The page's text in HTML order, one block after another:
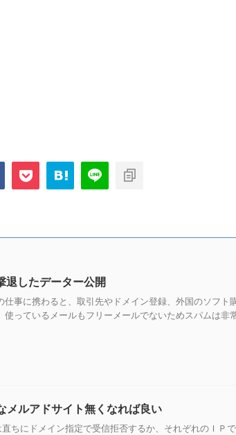
したデーター公開
事に携わると、取引先やドメイン登録、外国のソフト
っているメールもフリーメールでないためスパムは非
メルアドサイト無くなれば良い
ちにドメイン指定で受信拒否するか、それぞれのＩＰで